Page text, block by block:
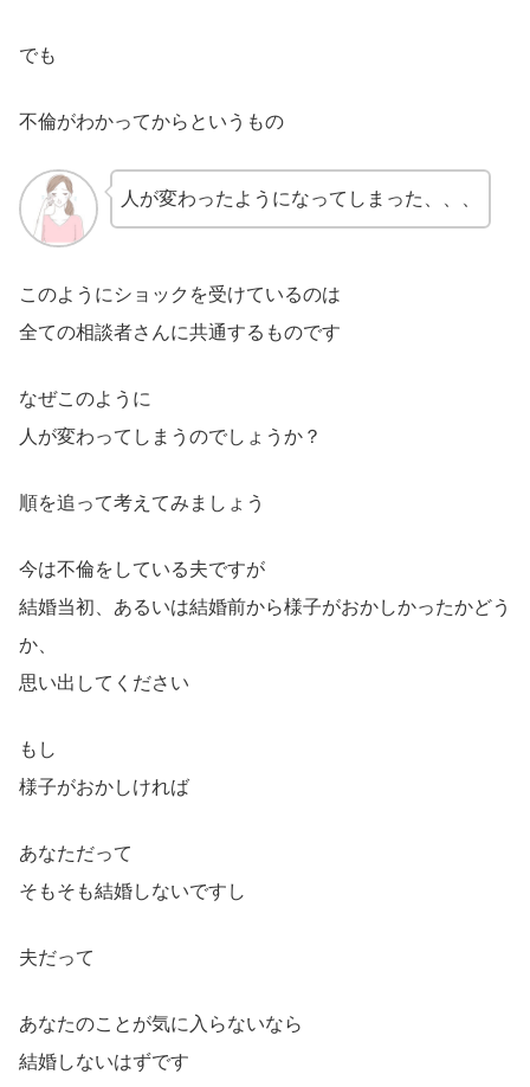
でも
不倫がわかってからというもの
人が変わったようになってしまった、、、
このようにショックを受けているのは
全ての相談者さんに共通するものです
なぜこのように
人が変わってしまうのでしょうか？
順を追って考えてみましょう
今は不倫をしている夫ですが
結婚当初、あるいは結婚前から様子がおかしかったかどう
か、
思い出してください
もし
様子がおかしければ
あなただって
そもそも結婚しないですし
夫だって
あなたのことが気に入らないなら
結婚しないはずです